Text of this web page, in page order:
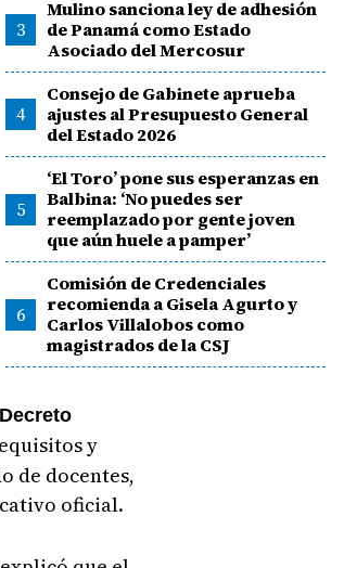
3
Mulino sanciona ley de adhesión
de Panamá como Estado
Asociado del Mercosur
4
Consejo de Gabinete aprueba
ajustes al Presupuesto General
del Estado 2026
5
‘El Toro’ pone sus esperanzas en
Balbina: ‘No puedes ser
reemplazado por gente joven
que aún huele a pamper’
6
Comisión de Credenciales
recomienda a Gisela Agurto y
Carlos Villalobos como
magistrados de la CSJ
Decreto
y
de docentes,
oficial.